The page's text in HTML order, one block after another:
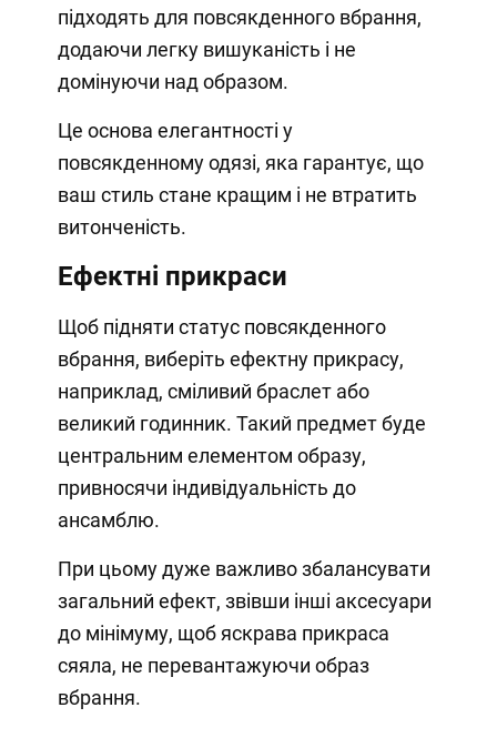
підходять для повсякденного вбрання,
додаючи легку вишуканість і не
домінуючи над образом.
Це основа елегантності у
повсякденному одязі, яка гарантує, що
ваш стиль стане кращим і не втратить
витонченість.
Ефектні прикраси
Щоб підняти статус повсякденного
вбрання, виберіть ефектну прикрасу,
наприклад, сміливий браслет або
великий годинник. Такий предмет буде
центральним елементом образу,
привносячи індивідуальність до
ансамблю.
При цьому дуже важливо збалансувати
загальний ефект, звівши інші аксесуари
до мінімуму, щоб яскрава прикраса
сяяла, не перевантажуючи образ
вбрання.